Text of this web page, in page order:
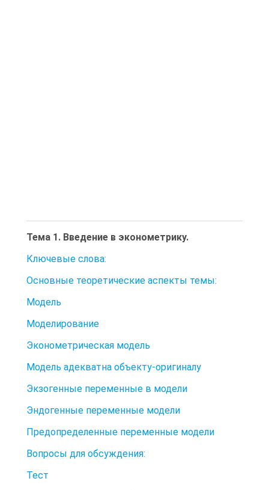
Тема 1. Введение в эконометрику.
Ключевые слова:
Основные теоретические аспекты темы:
Модель
Моделирование
Эконометрическая модель
Модель адекватна объекту-оригиналу
Экзогенные переменные в модели
Эндогенные переменные модели
Предопределенные переменные модели
Вопросы для обсуждения:
Тест